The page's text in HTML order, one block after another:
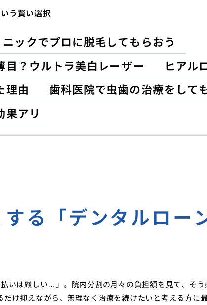
う賢い選択
ニックでプロに脱毛してもらおう
？ウルトラ美白レーザー
ヒアル
理由
歯科医院で虫歯の治療をして
果アリ
る「デンタルロー
いは厳しい…」。院内分割の月々の負担額を見て、そう
け抑えながら、無理なく治療を続けたいと考える方に最